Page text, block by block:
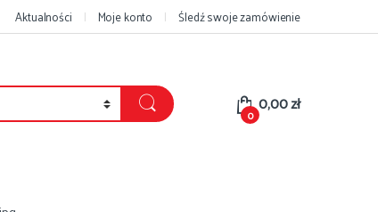
Aktualności Moje konto Śledź swoje zamówienie
0 0,00zł